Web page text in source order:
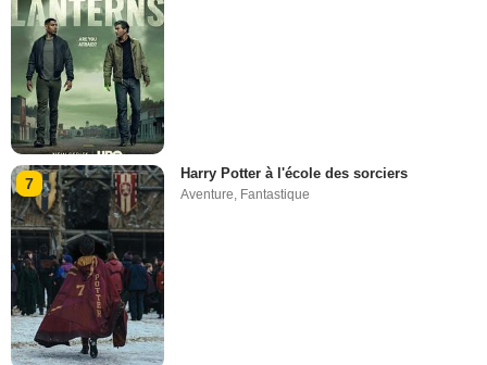
7
Harry Potter à l'école des sorciers
Aventure, Fantastique